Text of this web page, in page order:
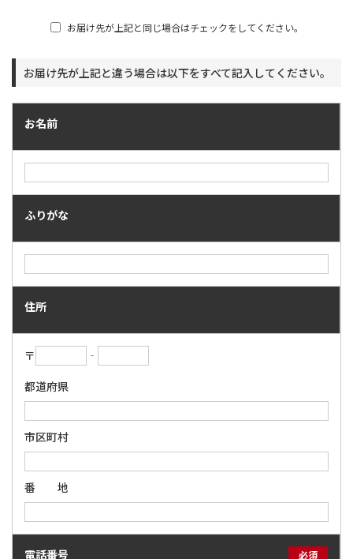
お届け先が上記と同じ場合はチェックをしてください。
お届け先が上記と違う場合は以下をすべて記入してください。
お名前
ふりがな
住所
〒
‐
都道府県
市区町村
番 地
電話番号 必須